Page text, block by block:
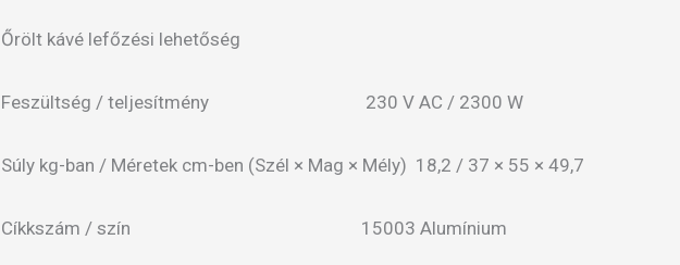
Őrölt kávé lefőzési lehetőség
Feszültség / teljesítmény 230 V AC / 2300 W
Súly kg-ban / Méretek cm-ben (Szél × Mag × Mély) 18,2 / 37 × 55 × 49,7
Cíkkszám / szín 15003 Alumínium